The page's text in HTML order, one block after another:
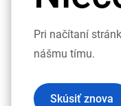
Pri načítaní
nášmu tímu.
Skúsiť znova